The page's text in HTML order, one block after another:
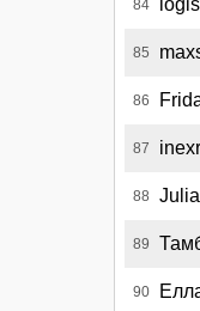
84
85
86
87
88
89
90